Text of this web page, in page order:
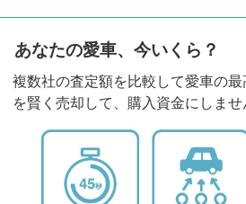
あなたの愛車、今いくら？
複数社の査定額を比較して愛車の
を賢く売却して、購入資金にしませ